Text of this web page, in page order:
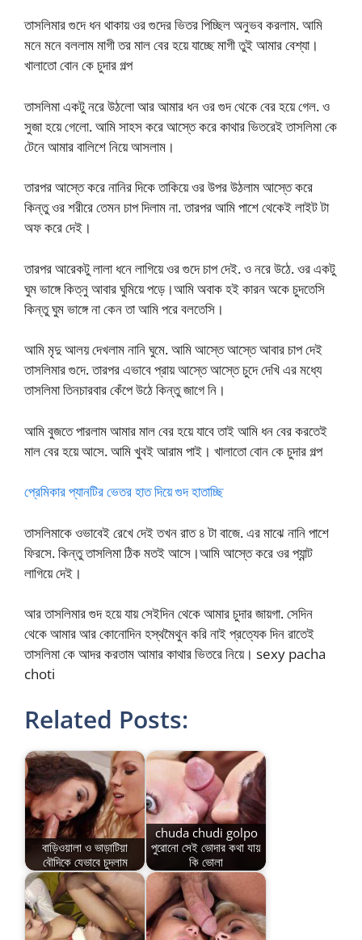
তাসলিমার গুদে ধন থাকায় ওর গুদের ভিতর পিচ্ছিল অনুভব করলাম. আমি
মনে মনে বললাম মাগী তর মাল বের হয়ে যাচ্ছে মাগী তুই আমার বেশ্যা।
খালাতো বোন কে চুদার গল্প
তাসলিমা একটু নরে উঠলো আর আমার ধন ওর গুদ থেকে বের হয়ে গেল. ও
সুজা হয়ে গেলো. আমি সাহস করে আস্তে করে কাথার ভিতরেই তাসলিমা কে
টেনে আমার বালিশে নিয়ে আসলাম।
তারপর আস্তে করে নানির দিকে তাকিয়ে ওর উপর উঠলাম আস্তে করে
কিন্তু ওর শরীরে তেমন চাপ দিলাম না. তারপর আমি পাশে থেকেই লাইট টা
অফ করে দেই।
তারপর আরেকটু লালা ধনে লাগিয়ে ওর গুদে চাপ দেই. ও নরে উঠে. ওর একটু
ঘুম ভাঙ্গে কিত্নু আবার ঘুমিয়ে পড়ে।আমি অবাক হই কারন অকে চুদতেসি
কিন্তু ঘুম ভাঙ্গে না কেন তা আমি পরে বলতেসি।
আমি মৃদু আলয় দেখলাম নানি ঘুমে. আমি আস্তে আস্তে আবার চাপ দেই
তাসলিমার গুদে. তারপর এভাবে প্রায় আস্তে আস্তে চুদে দেখি এর মধ্যে
তাসলিমা তিনচারবার কেঁপে উঠে কিন্তু জাগে নি।
আমি বুজতে পারলাম আমার মাল বের হয়ে যাবে তাই আমি ধন বের করতেই
মাল বের হয়ে আসে. আমি খুবই আরাম পাই। খালাতো বোন কে চুদার গল্প
প্রেমিকার প্যানটির ভেতর হাত দিয়ে গুদ হাতাচ্ছি
তাসলিমাকে ওভাবেই রেখে দেই তখন রাত ৪ টা বাজে. এর মাঝে নানি পাশে
ফিরসে. কিন্তু তাসলিমা ঠিক মতই আসে।আমি আস্তে করে ওর প্যান্ট
লাগিয়ে দেই।
আর তাসলিমার গুদ হয়ে যায় সেইদিন থেকে আমার চুদার জায়গা. সেদিন
থেকে আমার আর কোনোদিন হস্থমৈথুন করি নাই প্রত্যেক দিন রাতেই
তাসলিমা কে আদর করতাম আমার কাথার ভিতরে নিয়ে। sexy pacha
choti
Related Posts:
বাড়িওয়ালা ও ভাড়াটিয়া
বৌদিকে যেভাবে চুদলাম
chuda chudi golpo
পুরোনো সেই ভোদার কথা যায়
কি ভোলা